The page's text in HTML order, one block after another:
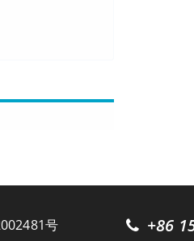
号 +86